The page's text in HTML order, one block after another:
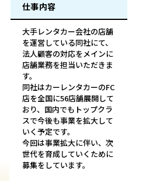
仕事内容
大手レンタカー会社の店舗
を運営している同社にて、
法人顧客の対応をメインに
店舗業務を担当いただきま
す。
同社はカーレンタカーのFC
店を全国に56店舗展開して
おり、国内でもトップクラ
スで今後も事業を拡大して
いく予定です。
今回は事業拡大に伴い、次
世代を育成していくために
募集をしています。